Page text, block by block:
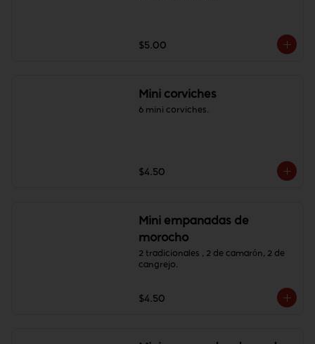
$5.00
Mini corviches
6 mini corviches.
$4.50
Mini empanadas de
morocho
2 tradicionales , 2 de camarón, 2 de
cangrejo.
$4.50